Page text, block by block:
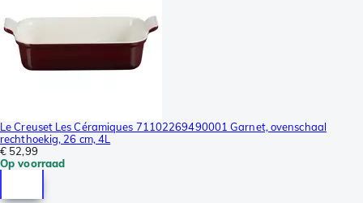
Le Creuset Les Céramiques 71102269490001 Garnet, ovenschaal
rechthoekig, 26 cm, 4L
€ 52,99
Op voorraad